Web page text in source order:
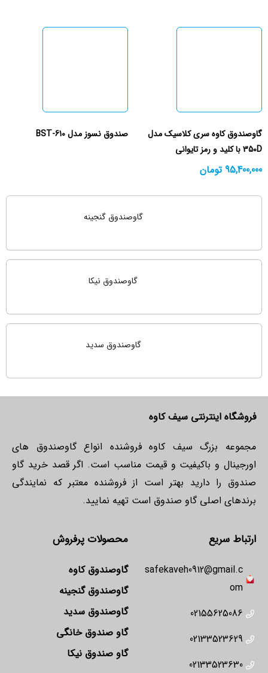
گاوصندوق کاوه سری کلاسیک مدل
350D با کلید و رمز تایوانی
95,400,000 تومان
صندوق نسوز مدل BST-610
گاوصندوق گنجینه
گاوصندوق نیکا
گاوصندوق سدید
فروشگاه اینترنتی سیف کاوه
مجموعه بزرگ سیف کاوه فروشنده انواع گاوصندوق های
اورجینال و باکیفیت و قیمت مناسب است. اگر قصد خرید گاو
صندوق را دارید بهتر است از فروشنده معتبر که نمایندگی
برندهای اصلی گاو صندوق است تهیه نمایید.
ارتباط سریع
safekaveh0912@gmail.c
om
02155625086
02133523629
02133523630
محصولات پرفروش
گاوصندوق کاوه
گاوصندوق گنجینه
گاوصندوق سدید
گاو صندوق خانگی
گاو صندوق نیکا